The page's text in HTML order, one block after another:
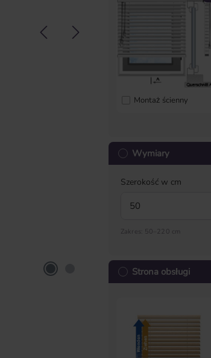
Montaż ścienny
Wymiary
Szerokość w cm
Zakres: 50–220 cm
Strona obsługi